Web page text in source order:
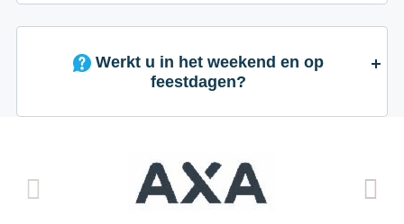
Werkt u in het weekend en op
feestdagen?